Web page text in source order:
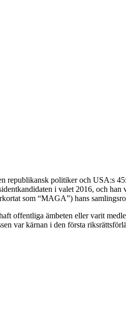
politiker och USA:s
i valet 2016, och
som “MAGA”) hans
offentliga ämbeten eller varit
var kärnan i den första